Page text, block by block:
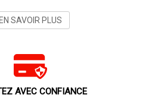
EN SAVOIR PLUS
AVEC CONFIANCE